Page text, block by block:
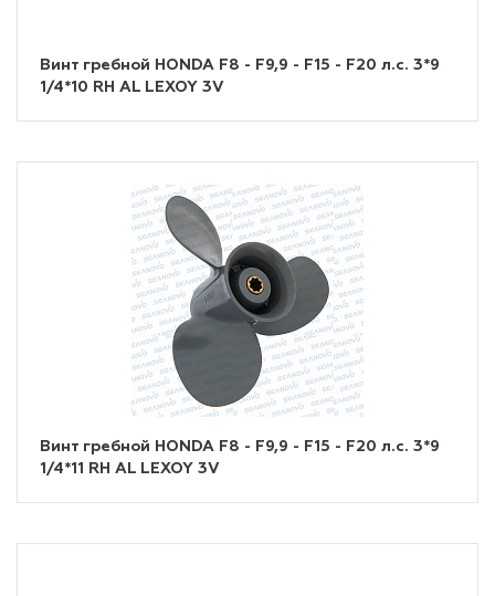
Винт гребной HONDA F8 - F9,9 - F15 - F20 л.с. 3*9
1/4*10 RH AL LEXOY 3V
Винт гребной HONDA F8 - F9,9 - F15 - F20 л.с. 3*9
1/4*11 RH AL LEXOY 3V